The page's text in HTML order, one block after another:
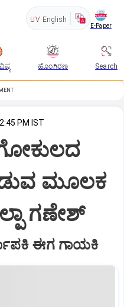
UV English
E-Paper
ಹೊಂಗಿರಣ Search
PM IST
ಮೂಲಕ
ಗಣೇಶ್
ಈಗ ಗಾಯಕಿ